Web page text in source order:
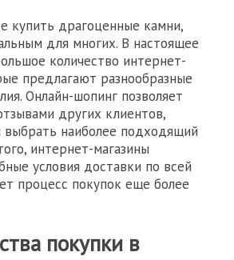
купить драгоценные камни,
для многих. В настоящее
количество интернет-
предлагают разнообразные
Онлайн-шопинг позволяет
других клиентов,
наиболее подходящий
интернет-магазины
условия доставки по всей
процесс покупок еще более
покупки в